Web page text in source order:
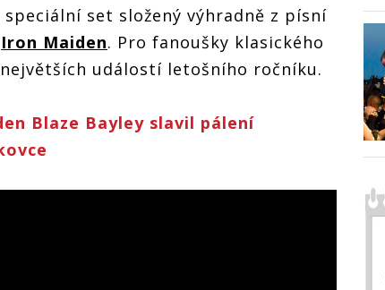
speciální set složený výhradně z písní
Iron Maiden. Pro fanoušky klasického
událostí letošního ročníku.
Blaze Bayley slavil pálení